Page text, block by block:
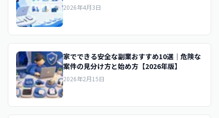
2026年4月3日
家でできる安全な副業おすすめ10選｜危険な
案件の見分け方と始め方【2026年版】
2026年2月15日